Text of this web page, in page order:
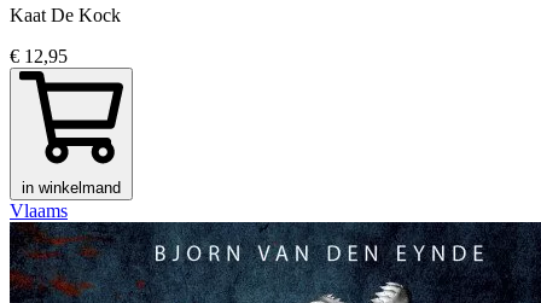
Kaat De Kock
€ 12,95
in winkelmand
Vlaams